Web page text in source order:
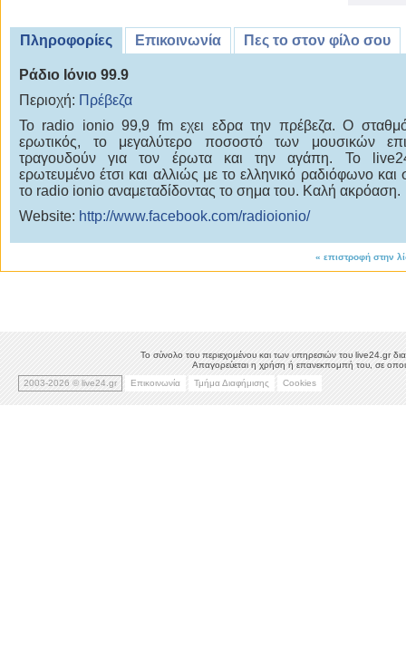
Πληροφορίες Επικοινωνία Πες το στον φίλο σου
Ράδιο Ιόνιο 99.9
Περιοχή: Πρέβεζα
To radio ionio 99,9 fm εχει εδρα την πρέβεζα. Ο
ερωτικός, το μεγαλύτερο ποσοστό των μουσικών
τραγουδούν για τον έρωτα και την αγάπη. Το
ερωτευμένο έτσι και αλλιώς με το ελληνικό ραδιόφωνο και
το radio ionio αναμεταδίδοντας το σημα του. Καλή ακρόαση.
Website: http://www.facebook.com/radioionio/
« επιστροφή στην
Το σύνολο του περιεχομένου και των υπηρεσιών του live24.gr
Απαγορεύεται η χρήση ή επανεκπομπή του, σε
2003-2026 © live24.gr
Επικοινωνία Τμήμα Διαφήμισης Cookies